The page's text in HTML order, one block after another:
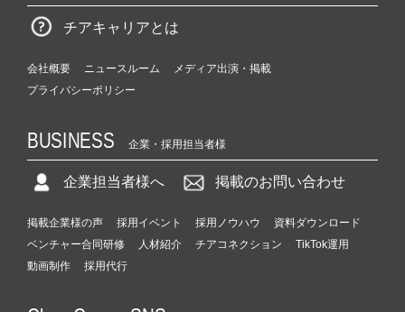
チアキャリアとは
会社概要 ニュースルーム
メディア出演・掲載
プライバシーポリシー
BUSINESS 企業・採用担当者様
企業担当者様へ 掲載のお問い合わせ
掲載企業様の声 採用イベント 採用ノウハウ
資料ダウンロード
ベンチャー合同研修
人材紹介 チアコネクション
TikTok運用
動画制作
採用代行